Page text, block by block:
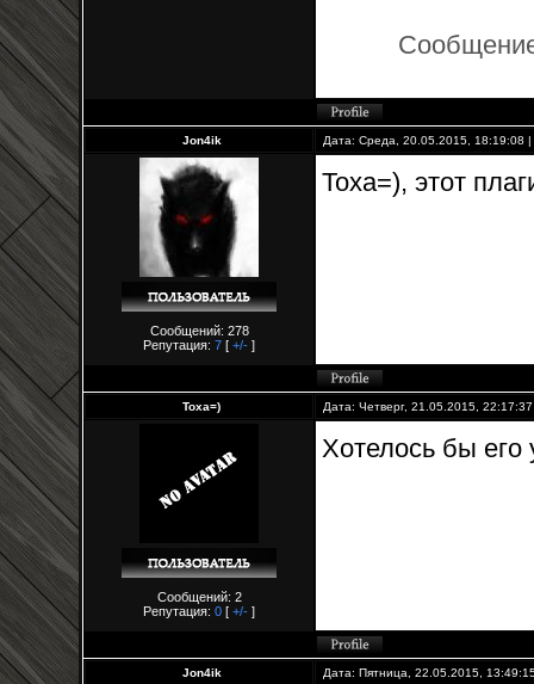
Jon4ik Дата: Среда, 20.05.2015, 18:19:08
Сообщений: 278
Репутация: 7 [ +/- ]
Toxa=), этот
Toxa=) Дата: Четверг, 21.05.2015,
Сообщений: 2
Репутация: 0 [ +/- ]
Хотелось бы его
Jon4ik Дата: Пятница, 22.05.2015,